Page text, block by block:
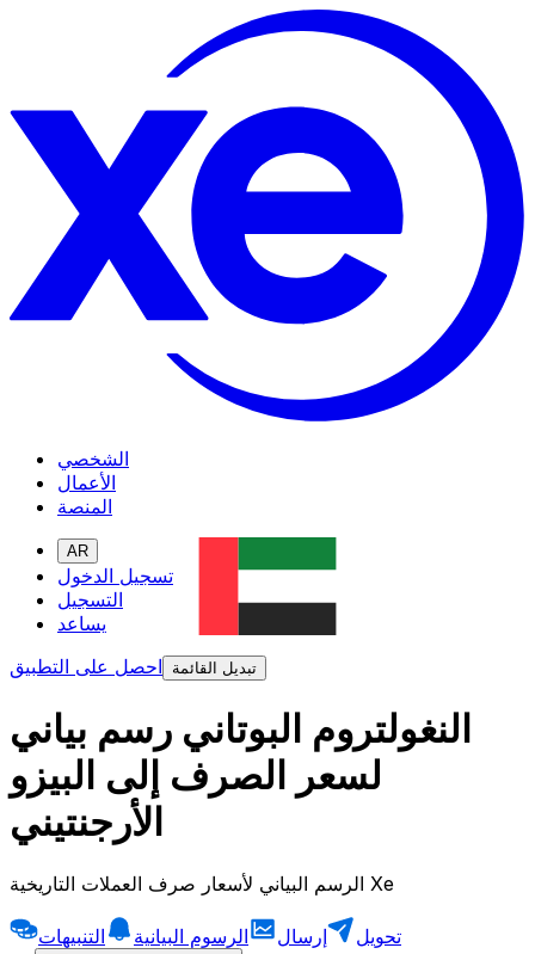
الشخصي
الأعمال
المنصة
AR
تسجيل الدخول
التسجيل
يساعد
احصل على التطبيق
تبديل القائمة
النغولتروم البوتاني رسم بياني
لسعر الصرف إلى البيزو
الأرجنتيني
الرسم البياني لأسعار صرف العملات التاريخية Xe
تحويل إرسال الرسوم البيانية
التنبيهات